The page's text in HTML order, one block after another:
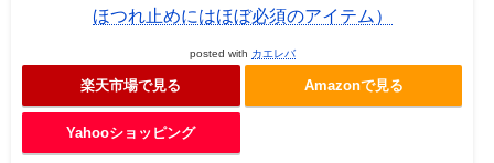
ほつれ止めにはほぼ必須のアイテム）
posted with カエレバ
楽天市場で見る Amazonで見る
Yahooショッピング